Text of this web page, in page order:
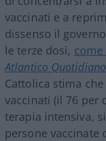
vaccinati e a
dissenso il
le terze dosi,
Atlantico Quotidiano
Cattolica stima
vaccinati (il 76 per
terapia intensiva,
persone vaccinate